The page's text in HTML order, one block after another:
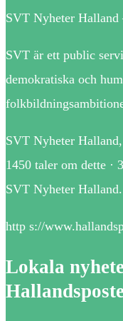
SVT Nyheter Halland
SVT är ett public
demokratiska och
SVT Nyheter
1450 taler om dette
SVT Nyheter
http s://
Lokala